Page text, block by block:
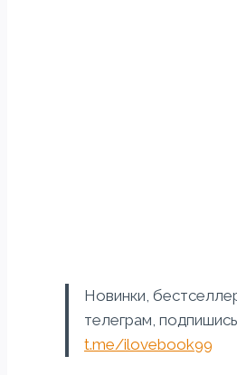
Новинки,
телеграм,
t.me/ilovebook99